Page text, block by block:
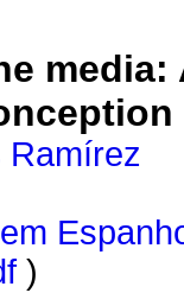
media:
Ramírez
)